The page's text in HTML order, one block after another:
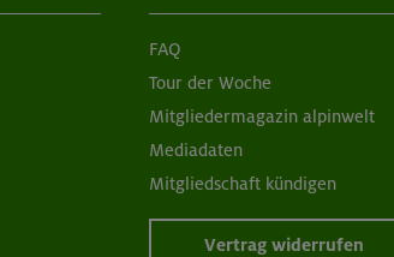
FAQ
Tour der Woche
Mitgliedermagazin alpinwelt
Mediadaten
Mitgliedschaft kündigen
Vertrag widerrufen